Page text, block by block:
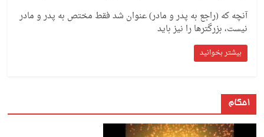
آنچه که (راجع به پدر و مادر) عنوان شد فقط مختص به پدر و مادر
نیست، بزرگترها را نیز باید
بیشتر بخوانید
احکام